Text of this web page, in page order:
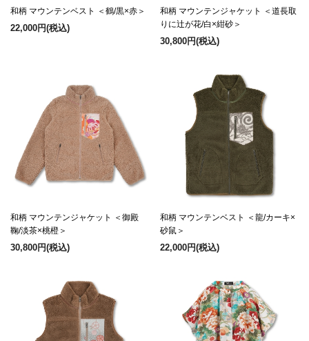
和柄 マウンテンベスト ＜鶴/黒×赤＞
22,000円(税込)
和柄 マウンテンジャケット ＜道長取
りに辻が花/白×紺砂＞
30,800円(税込)
和柄 マウンテンジャケット ＜御殿
鞠/淡茶×桃橙＞
30,800円(税込)
和柄 マウンテンベスト ＜龍/カーキ×
砂鼠＞
22,000円(税込)